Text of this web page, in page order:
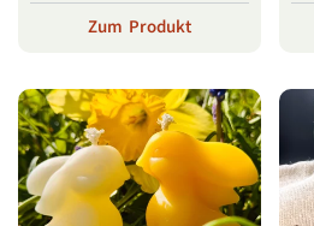
Zum Produkt